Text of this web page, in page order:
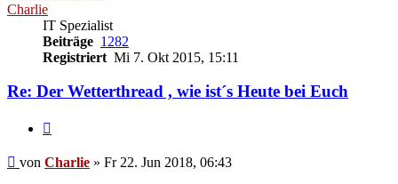
Charlie
IT Spezialist
Beiträge 1282
Registriert Mi 7. Okt 2015, 15:11
Re: Der Wetterthread , wie ist´s Heute bei Euch
Beitrag
von Charlie » Fr 22. Jun 2018, 06:43